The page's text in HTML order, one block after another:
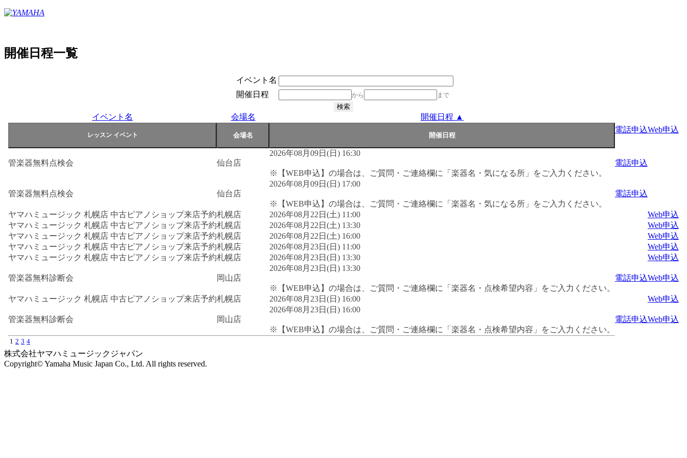
開催日程一覧
イベント名
開催日程
から まで
イベント名 会場名
開催日程 ▲
電話申込Web申込
管楽器無料点検会 仙台店
2026年08月09日(日) 16:30
※【WEB申込】の場合は、ご質問・ご連絡欄に「楽器名・気になる所」をご入力ください。
電話申込
管楽器無料点検会 仙台店
2026年08月09日(日) 17:00
※【WEB申込】の場合は、ご質問・ご連絡欄に「楽器名・気になる所」をご入力ください。
電話申込
ヤマハミュージック 札幌店 中古ピアノショップ来店予約札幌店 2026年08月22日(土) 11:00
Web申込
ヤマハミュージック 札幌店 中古ピアノショップ来店予約札幌店 2026年08月22日(土) 13:30
Web申込
ヤマハミュージック 札幌店 中古ピアノショップ来店予約札幌店 2026年08月22日(土) 16:00
Web申込
ヤマハミュージック 札幌店 中古ピアノショップ来店予約札幌店 2026年08月23日(日) 11:00
Web申込
ヤマハミュージック 札幌店 中古ピアノショップ来店予約札幌店 2026年08月23日(日) 13:30 Web申込
管楽器無料診断会 岡山店
2026年08月23日(日) 13:30
※【WEB申込】の場合は、ご質問・ご連絡欄に「楽器名・点検希望内容」をご入力ください。
電話申込Web申込
ヤマハミュージック 札幌店 中古ピアノショップ来店予約札幌店 2026年08月23日(日) 16:00 Web申込
管楽器無料診断会 岡山店
2026年08月23日(日) 16:00
※【WEB申込】の場合は、ご質問・ご連絡欄に「楽器名・点検希望内容」をご入力ください。
電話申込Web申込
1 2 3 4
株式会社ヤマハミュージックジャパン
Copyright© Yamaha Music Japan Co., Ltd. All rights reserved.